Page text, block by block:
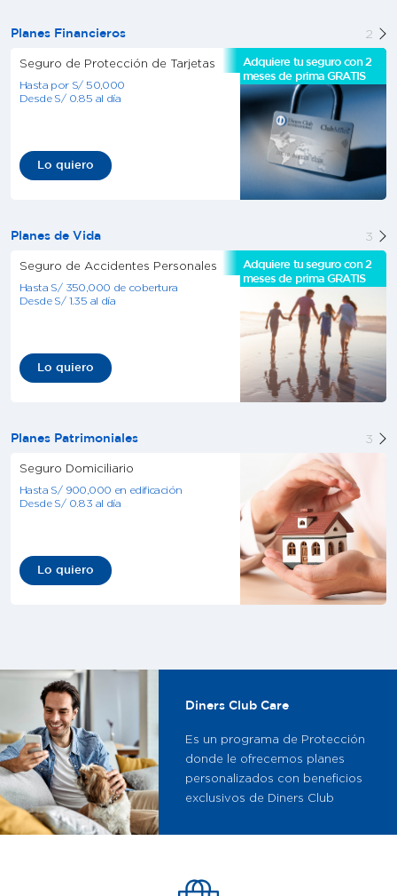
Planes Financieros 2
Seguro de Protección de Tarjetas
Hasta por S/ 50,000
Desde S/ 0.85 al día
Lo quiero
Adquiere tu seguro con 2
meses de prima GRATIS
Planes de Vida 3
Seguro de Accidentes Personales
Hasta S/ 350,000 de cobertura
Desde S/ 1.35 al día
Lo quiero
Adquiere tu seguro con 2
meses de prima GRATIS
Planes Patrimoniales 3
Seguro Domiciliario
Hasta S/ 900,000 en edificación
Desde S/ 0.83 al día
Lo quiero
Diners Club Care
Es un programa de Protección
donde le ofrecemos planes
personalizados con beneficios
exclusivos de Diners Club